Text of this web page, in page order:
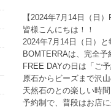
【2024年7月14日（日）
皆様こんにちは！！
2024年7月14日（日）
BOMTERRAは、完全
FREE DAYの日は「ご
原石からビーズまで沢
天然石のとの楽しい時
予約制で、普段はお店